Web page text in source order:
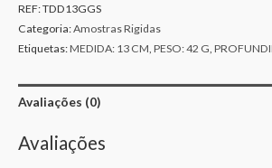
REF:TDD13GGS
Categoria:Amostras Rigidas
Etiquetas:MEDIDA: 13 CM PESO: 42 G
Avaliações (0)
Avaliações